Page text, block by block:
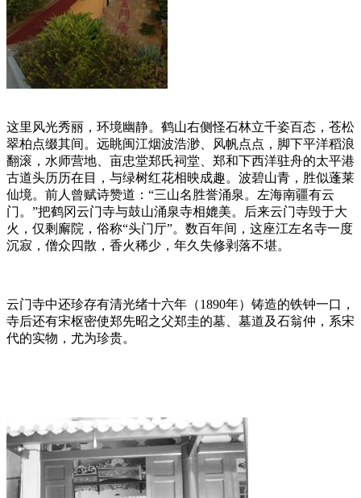
这里风光秀丽，环境幽静。鹤山右侧怪石林立千姿百态，苍松
翠柏点缀其间。远眺闽江烟波浩渺、风帆点点，脚下平洋稻浪
翻滚，水师营地、亩忠堂郑氏祠堂、郑和下西洋驻舟的太平港
古道头历历在目，与绿树红花相映成趣。波碧山青，胜似蓬莱
仙境。前人曾赋诗赞道：“三山名胜誉涌泉。左海南疆有云
门。”把鹤冈云门寺与鼓山涌泉寺相媲美。后来云门寺毁于大
火，仅剩廨院，俗称“头门厅”。数百年间，这座江左名寺一度
沉寂，僧众四散，香火稀少，年久失修剥落不堪。
云门寺中还珍存有清光绪十六年（1890年）铸造的铁钟一口，
寺后还有宋枢密使郑先昭之父郑圭的墓、墓道及石翁仲，系宋
代的实物，尤为珍贵。